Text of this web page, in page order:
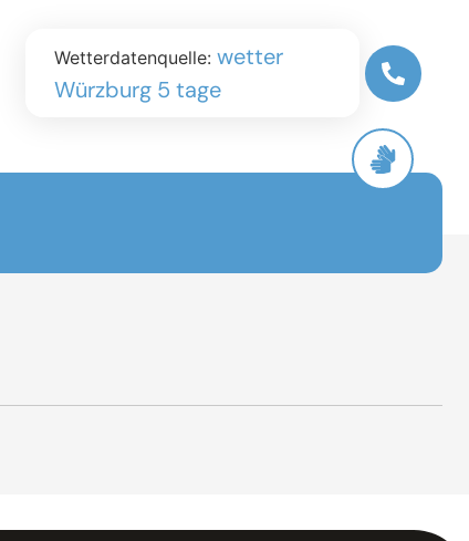
Wetterdatenquelle: wetter
Würzburg 5 tage